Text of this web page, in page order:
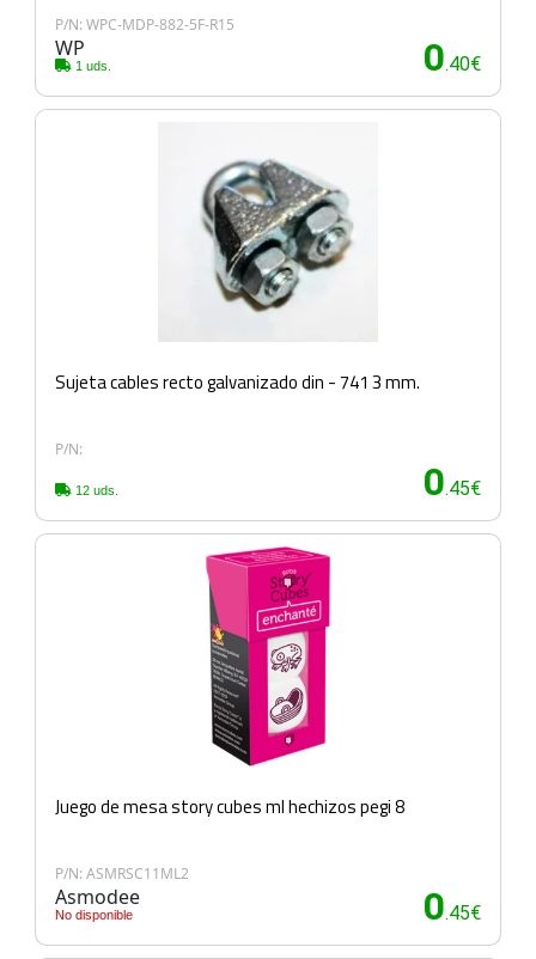
P/N: WPC-MDP-882-5F-R15
WP
1 uds. 0.40€
Sujeta cables recto galvanizado din - 741 3 mm.
P/N:
12 uds. 0.45€
Juego de mesa story cubes ml hechizos pegi 8
P/N: ASMRSC11ML2
Asmodee
No disponible 0.45€